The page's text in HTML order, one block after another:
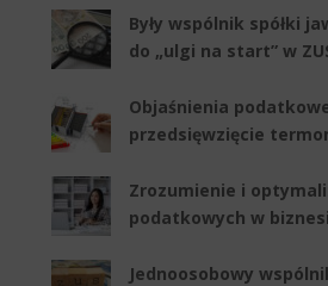
Były wspólnik spółki
do „ulgi na start” w
Objaśnienia
przedsięwzięcie
Zrozumienie i
podatkowych w
Jednoosobowy